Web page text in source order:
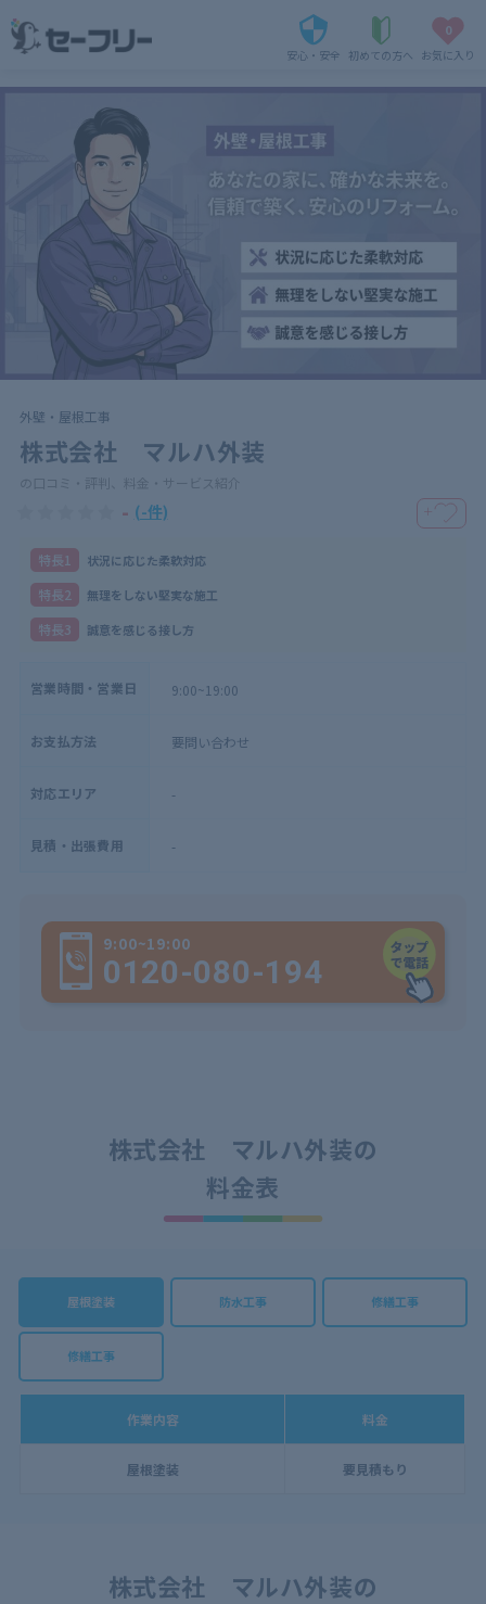
安心・安全 初めての方へ
0
お気に入り
外壁・屋根工事
株式会社 マルハ外装
の口コミ・評判、料金・サービス紹介
- (-件) ＋
特⻑1 状況に応じた柔軟対応
特⻑2 無理をしない堅実な施工
特⻑3 誠意を感じる接し方
営業時間・営業日 9:00~19:00
お支払方法 要問い合わせ
対応エリア -
見積・出張費用 -
0120-080-194
9:00~19:00
株式会社 マルハ外装の
料金表
屋根塗装 防水工事 修繕工事
修繕工事
作業内容 料金
屋根塗装 要見積もり
株式会社 マルハ外装の